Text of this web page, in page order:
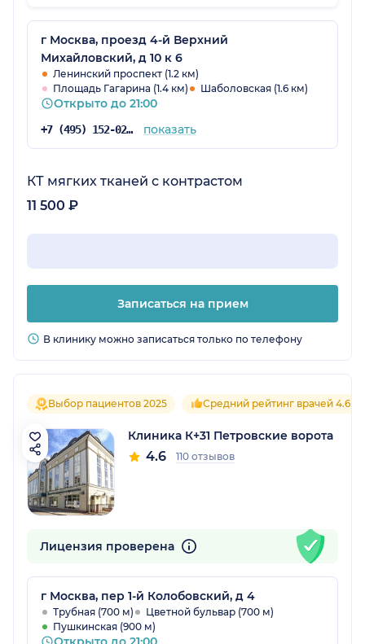
вежливый, грамотный и знающий толк в
своем деле персонал. Меня все устраивает,
считаю, что цены за лечение вполне
соответствуют качеству обслуживания.
г Москва, проезд 4-й Верхний
Михайловский, д 10 к 6
Ленинский проспект (1.2 км)
Площадь Гагарина (1.4 км)
Шаболовская (1.6 км)
Открыто до 21:00
+7 (495) 152-02-96 показать
КТ мягких тканей с контрастом
11 500 ₽
Записаться на прием
В клинику можно записаться только по телефону
Выбор пациентов 2025 Средний рейтинг врачей 4.6
Клиника К+31 Петровские ворота
4.6 110 отзывов
Лицензия проверена
г Москва, пер 1-й Колобовский, д 4
Трубная (700 м)
Цветной бульвар (700 м)
Пушкинская (900 м)